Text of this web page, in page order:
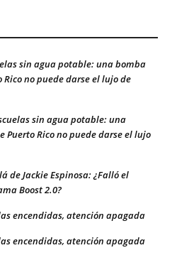
sin agua potable: una bomba
no puede darse el lujo de
sin agua potable: una
Rico no puede darse el lujo
de Jackie Espinosa: ¿Falló el
Boost 2.0?
encendidas, atención apagada
encendidas, atención apagada